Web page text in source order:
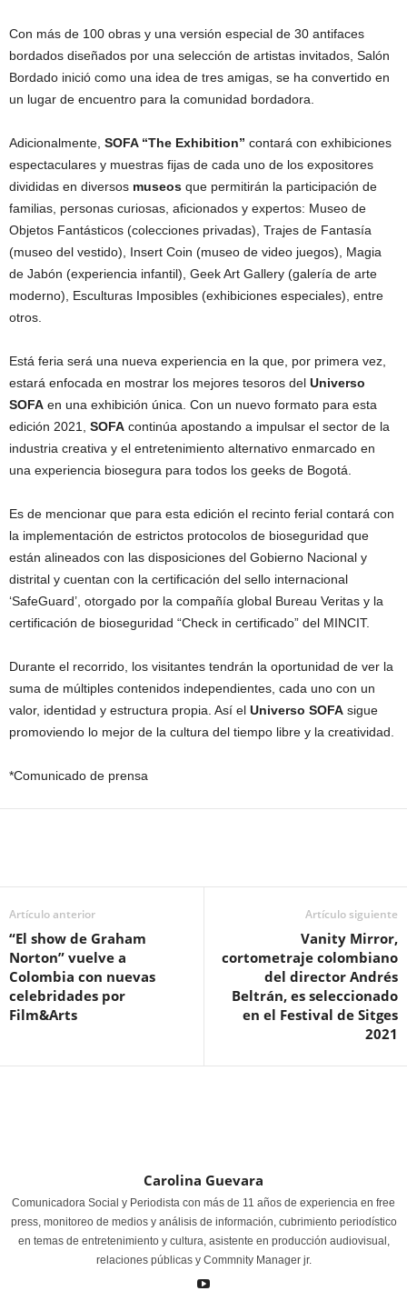
Con más de 100 obras y una versión especial de 30 antifaces
bordados diseñados por una selección de artistas invitados, Salón
Bordado inició como una idea de tres amigas, se ha convertido en
un lugar de encuentro para la comunidad bordadora.
Adicionalmente, SOFA “The Exhibition” contará con exhibiciones
espectaculares y muestras fijas de cada uno de los expositores
divididas en diversos museos que permitirán la participación de
familias, personas curiosas, aficionados y expertos: Museo de
Objetos Fantásticos (colecciones privadas), Trajes de Fantasía
(museo del vestido), Insert Coin (museo de video juegos), Magia
de Jabón (experiencia infantil), Geek Art Gallery (galería de arte
moderno), Esculturas Imposibles (exhibiciones especiales), entre
otros.
Está feria será una nueva experiencia en la que, por primera vez,
estará enfocada en mostrar los mejores tesoros del Universo
SOFA en una exhibición única. Con un nuevo formato para esta
edición 2021, SOFA continúa apostando a impulsar el sector de la
industria creativa y el entretenimiento alternativo enmarcado en
una experiencia biosegura para todos los geeks de Bogotá.
Es de mencionar que para esta edición el recinto ferial contará con
la implementación de estrictos protocolos de bioseguridad que
están alineados con las disposiciones del Gobierno Nacional y
distrital y cuentan con la certificación del sello internacional
‘SafeGuard’, otorgado por la compañía global Bureau Veritas y la
certificación de bioseguridad “Check in certificado” del MINCIT.
Durante el recorrido, los visitantes tendrán la oportunidad de ver la
suma de múltiples contenidos independientes, cada uno con un
valor, identidad y estructura propia. Así el Universo SOFA sigue
promoviendo lo mejor de la cultura del tiempo libre y la creatividad.
*Comunicado de prensa
Artículo anterior
“El show de Graham
Norton” vuelve a
Colombia con nuevas
celebridades por
Film&Arts
Artículo siguiente
Vanity Mirror,
cortometraje colombiano
del director Andrés
Beltrán, es seleccionado
en el Festival de Sitges
2021
Carolina Guevara
Comunicadora Social y Periodista con más de 11 años de experiencia en free
press, monitoreo de medios y análisis de información, cubrimiento periodístico
en temas de entretenimiento y cultura, asistente en producción audiovisual,
relaciones públicas y Commnity Manager jr.